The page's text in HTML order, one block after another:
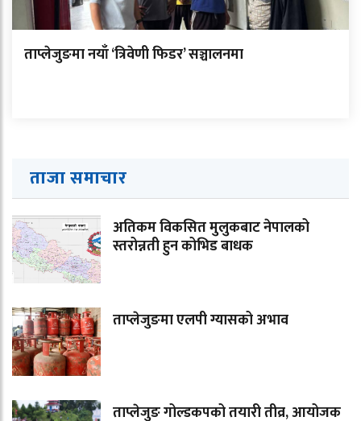
ताप्लेजुङमा नयाँ ‘त्रिवेणी फिडर’ सञ्चालनमा
ताजा समाचार
अतिकम विकसित मुलुकबाट नेपालको
स्तरोन्नती हुन कोभिड बाधक
ताप्लेजुङमा एलपी ग्यासको अभाव
ताप्लेजुङ गोल्डकपको तयारी तीव्र, आयोजक